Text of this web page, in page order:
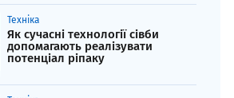
Техніка
Як сучасні технології сівби
допомагають реалізувати
потенціал ріпаку